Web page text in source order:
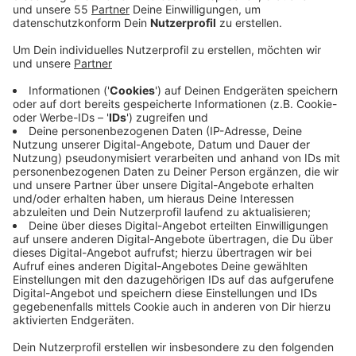
Frau hatte ihren Lebensgefährten in einem
Wohnwagen mit einem Pflasterstein erschlagen.
Zuvor hatte der Mann die Angeklagte immer
wieder misshandelt und angeblich vergewaltigt.
Veröffentlicht: Donnerstag, 05.09.2019 10:04
Anzeige
Laut Gericht hatte die Frau ihren Sohn und zwei junge
Männer angestiftet, ihren Lebensgefährten in dem
Wohnwagen zu überfallen und zusammenzuschlagen.
Die jungen Männer erhielten dafür jeweils 750 EUR. Sie
prügelten auf den Mann ein, bis er bewusstlos war.
Anschließend brachte die Frau das Opfer mit einem
Pflasterstein um. Sie muss lebenslang ins Gefängnis,
die beteiligten jungen Männer kamen etwas
überraschend mit Bewährungsstrafen davon. Mehr als